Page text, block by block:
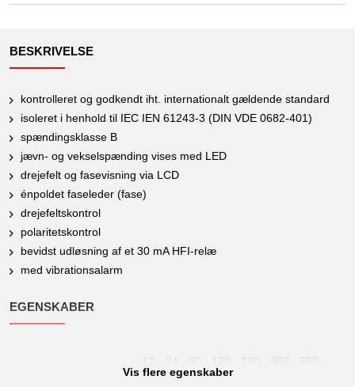
BESKRIVELSE
kontrolleret og godkendt iht. internationalt gældende standard
isoleret i henhold til IEC IEN 61243-3 (DIN VDE 0682-401)
spændingsklasse B
jævn- og vekselspænding vises med LED
drejefelt og fasevisning via LCD
énpoldet faseleder (fase)
drejefeltskontrol
polaritetskontrol
bevidst udløsning af et 30 mA HFI-relæ
med vibrationsalarm
EGENSKABER
AC spændingsområde:
12 - 24 - 50 - 120 - 230 - 400 - 690 -
1000 V
Vis flere egenskaber